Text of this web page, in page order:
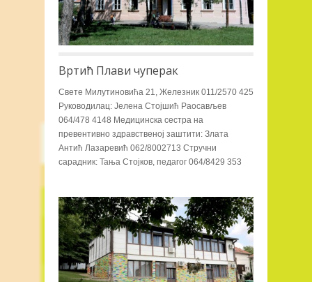
Вртић Плави чуперак
Свете Милутиновића 21, Железник 011/2570 425
Руководилац: Јелена Стојшић Раосављев
064/478 4148 Медицинска сестра на
превентивно здравственој заштити: Злата
Антић Лазаревић 062/8002713 Стручни
сарадник: Тања Стојков, педагог 064/8429 353